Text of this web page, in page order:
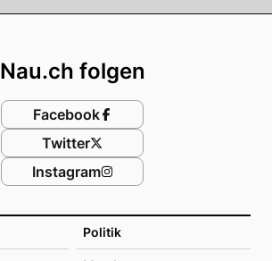
Politik
Nau.ch folgen
Facebook
Twitter
Instagram